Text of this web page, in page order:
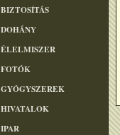
BIZTOSÍTÁS
DOHÁNY
ÉLELMISZER
FOTÓK
GYÓGYSZEREK
HIVATALOK
IPAR